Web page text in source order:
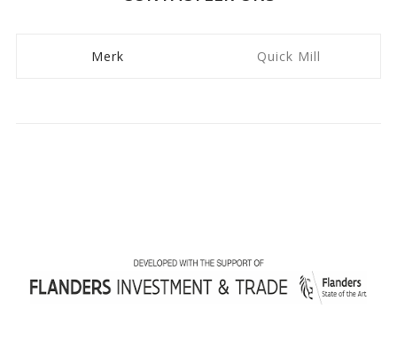
Merk Quick Mill